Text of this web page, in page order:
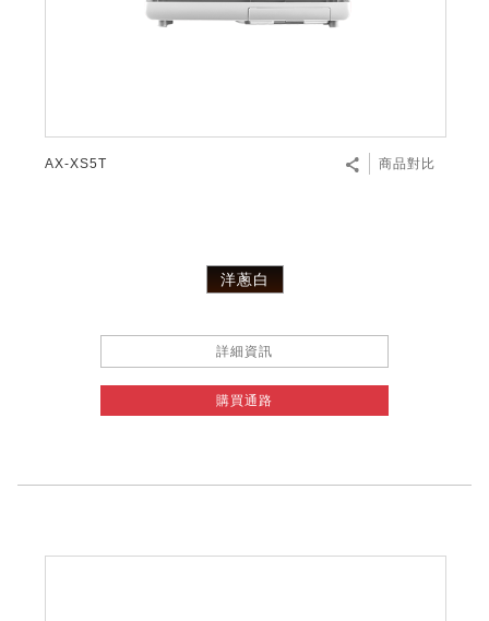
AX-XS5T 商品對比
洋蔥白
詳細資訊
購買通路